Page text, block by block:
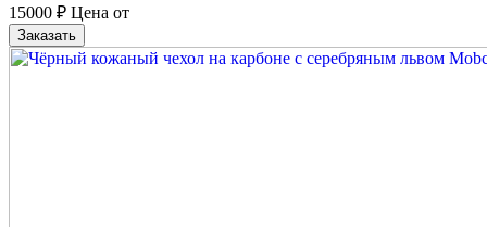
15000 ₽ Цена от
Заказать